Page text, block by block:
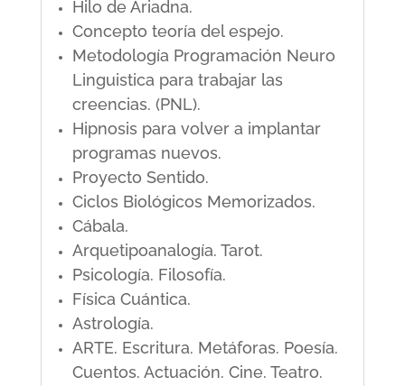
Hilo de Ariadna.
Concepto teoría del espejo.
Metodología Programación Neuro
Linguistica para trabajar las
creencias. (PNL).
Hipnosis para volver a implantar
programas nuevos.
Proyecto Sentido.
Ciclos Biológicos Memorizados.
Cábala.
Arquetipoanalogía. Tarot.
Psicología. Filosofía.
Física Cuántica.
Astrología.
ARTE. Escritura. Metáforas. Poesía.
Cuentos. Actuación. Cine. Teatro.